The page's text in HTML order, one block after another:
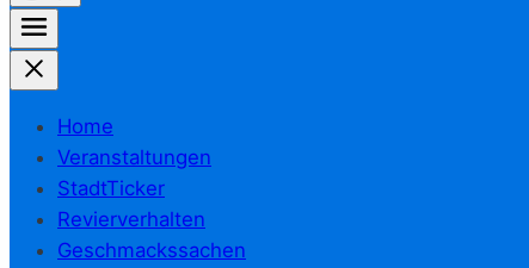
Home
Veranstaltungen
StadtTicker
Revierverhalten
Geschmackssachen